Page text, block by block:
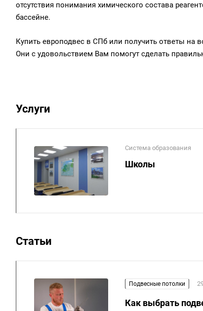
отсутствия понимания химического состава
бассейне.
Купить европодвес в СПб или получить ответы на
Они с удовольствием Вам помогут сделать
Услуги
Система образования
Школы
Статьи
Подвесные потолки
Как выбрать